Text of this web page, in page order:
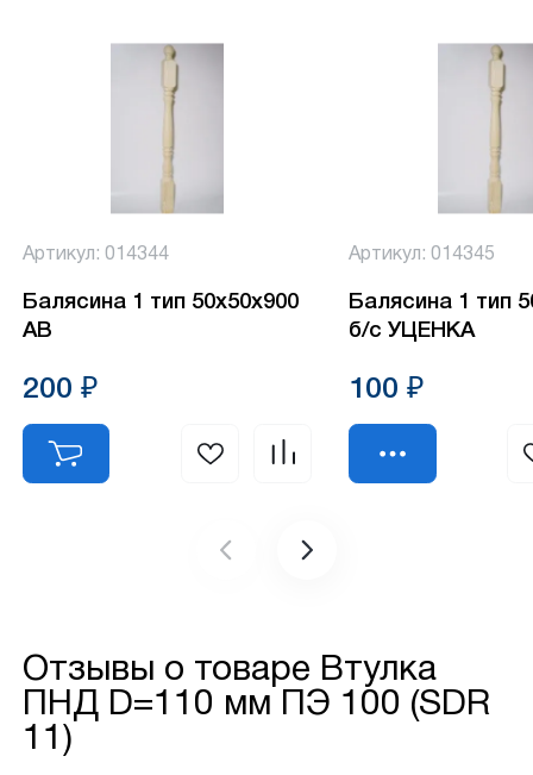
Артикул: 014344
Балясина 1 тип 50х50х900
АВ
200 ₽
Артикул: 014345
Балясина 1 тип
б/с УЦЕНКА
100 ₽
Отзывы о товаре Втулка
ПНД D=110 мм ПЭ 100 (SDR
11)